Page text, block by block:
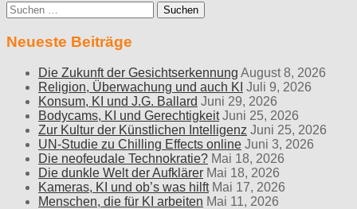
Suche
nach:
Neueste Beiträge
Die Zukunft der Gesichtserkennung August 8, 2026
Religion, Überwachung und auch KI Juli 9, 2026
Konsum, KI und J.G. Ballard Juni 29, 2026
Bodycams, KI und Gerechtigkeit Juni 25, 2026
Zur Kultur der Künstlichen Intelligenz Juni 25, 2026
UN-Studie zu Chilling Effects online Juni 3, 2026
Die neofeudale Technokratie? Mai 18, 2026
Die dunkle Welt der Aufklärer Mai 18, 2026
Kameras, KI und ob’s was hilft Mai 17, 2026
Menschen, die für KI arbeiten Mai 11, 2026